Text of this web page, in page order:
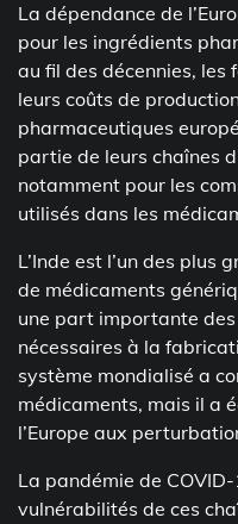
La dépendance de
pour les ingrédients
au fil des décennies,
leurs coûts de
pharmaceutiques
partie de leurs chaînes
notamment pour les
utilisés dans les
L’Inde est l’un des plus
de médicaments
une part importante
nécessaires à la
système mondialisé a
médicaments, mais il a
l’Europe aux
La pandémie de
vulnérabilités de ces